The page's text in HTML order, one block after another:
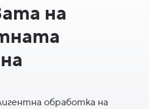
на
обработка на